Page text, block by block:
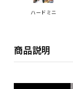
ハード ミニ
商品説明